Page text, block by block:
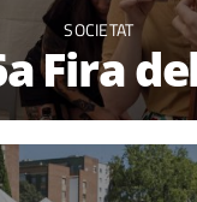
SOCIETAT
Fira